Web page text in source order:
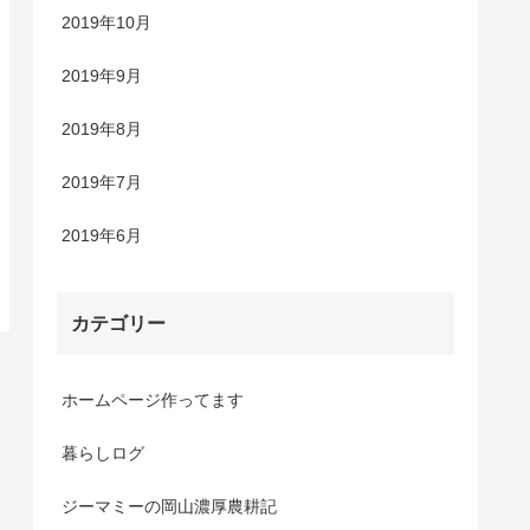
2019年10月
2019年9月
2019年8月
2019年7月
2019年6月
カテゴリー
ホームページ作ってます
暮らしログ
ジーマミーの岡山濃厚農耕記